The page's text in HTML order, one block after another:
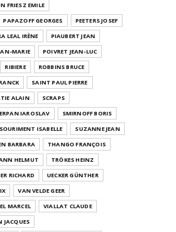
FRIESZ EMILE
PAPAZOFF GEORGES
PEETERS JOSEF
LEAL IRÈNE
PIAUBERT JEAN
MARIE
POIVRET JEAN-LUC
RIBIERE
ROBBINS BRUCE
SAINT PAUL PIERRE
ALAIN
SCRAPS
IAROSLAV
SMIRNOFF BORIS
SOURIMENT ISABELLE
SUZANNE JEAN
BARBARA
THANGO FRANÇOIS
HELMUT
TRÖKES HEINZ
RICHARD
UECKER GÜNTHER
VAN VELDE GEER
MARCEL
VIALLAT CLAUDE
JACQUES